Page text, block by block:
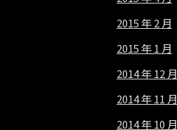
2015 年 2 月
2015 年 1 月
2014 年 12 月
2014 年 11 月
2014 年 10 月